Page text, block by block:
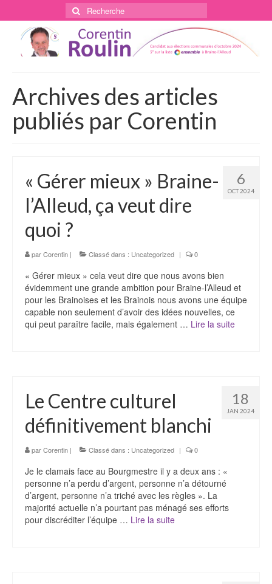
Rechercher
:
Archives des articles
publiés par Corentin
6
OCT 2024
« Gérer mieux » Braine-
l’Alleud, ça veut dire
quoi ?
parCorentin | Classé dans : Uncategorized | 0
« Gérer mieux » cela veut dire que nous avons bien
évidemment une grande ambition pour Braine-l’Alleud et
pour les Brainoises et les Brainois nous avons une équipe
capable non seulement d’avoir des idées nouvelles, ce
qui peut paraître facile, mais également … Lire la suite­­
18
JAN 2024
Le Centre culturel
définitivement blanchi
parCorentin | Classé dans : Uncategorized | 0
Je le clamais face au Bourgmestre il y a deux ans : «
personne n’a perdu d’argent, personne n’a détourné
d’argent, personne n’a triché avec les règles ». La
majorité actuelle n’a pourtant pas ménagé ses efforts
pour discréditer l’équipe … Lire la suite­­